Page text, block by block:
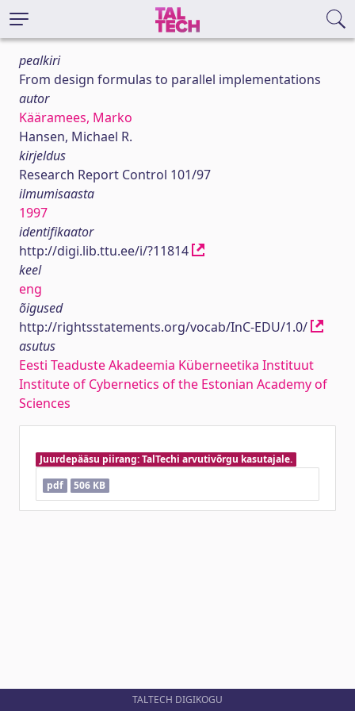
pealkiri
From design formulas to parallel implementations
autor
Kääramees, Marko
Hansen, Michael R.
kirjeldus
Research Report Control 101/97
ilmumisaasta
1997
identifikaator
http://digi.lib.ttu.ee/i/?11814
keel
eng
õigused
http://rightsstatements.org/vocab/InC-EDU/1.0/
asutus
Eesti Teaduste Akadeemia Küberneetika Instituut
Institute of Cybernetics of the Estonian Academy of
Sciences
Juurdepääsu piirang: TalTechi arvutivõrgu kasutajale.
pdf
506 KB
TALTECH DIGIKOGU